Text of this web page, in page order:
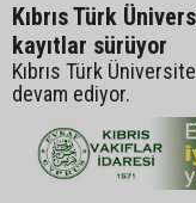
Kıbrıs Türk
kayıtlar sürüyor
Kıbrıs Türk
devam ediyor.